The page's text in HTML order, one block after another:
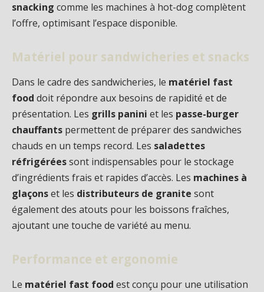
snacking comme les machines à hot-dog complètent
l’offre, optimisant l’espace disponible.
Matériel pour sandwicheries et snacks
Dans le cadre des sandwicheries, le matériel fast
food doit répondre aux besoins de rapidité et de
présentation. Les grills panini et les passe-burger
chauffants permettent de préparer des sandwiches
chauds en un temps record. Les saladettes
réfrigéréessont indispensables pour le stockage
d’ingrédients frais et rapides d’accès. Les machines à
glaçonset les distributeurs de granite sont
également des atouts pour les boissons fraîches,
ajoutant une touche de variété au menu.
Performance et ergonomie
Le matériel fast food est conçu pour une utilisation